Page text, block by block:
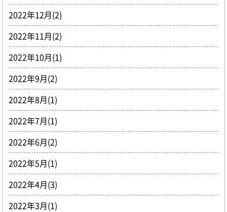
2022年12月(2)
2022年11月(2)
2022年10月(1)
2022年9月(2)
2022年8月(1)
2022年7月(1)
2022年6月(2)
2022年5月(1)
2022年4月(3)
2022年3月(1)